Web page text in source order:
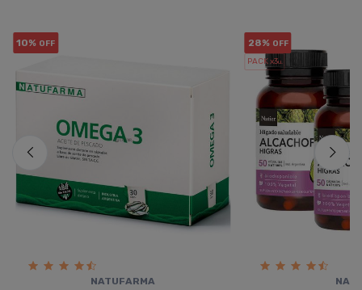
10% OFF
NATUFARMA
28% OFF
PACK x3u.